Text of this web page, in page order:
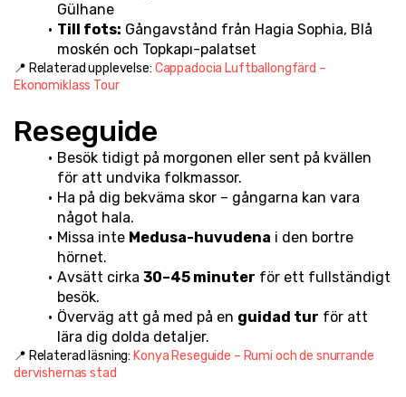
Gülhane
Till fots: Gångavstånd från Hagia Sophia, Blå
moskén och Topkapı-palatset
📍 Relaterad upplevelse: Cappadocia Luftballongfärd –
Ekonomiklass Tour
Reseguide
Besök tidigt på morgonen eller sent på kvällen
för att undvika folkmassor.
Ha på dig bekväma skor – gångarna kan vara
något hala.
Missa inte Medusa-huvudena i den bortre
hörnet.
Avsätt cirka 30–45 minuter för ett fullständigt
besök.
Överväg att gå med på en guidad tur för att
lära dig dolda detaljer.
📍 Relaterad läsning: Konya Reseguide – Rumi och de snurrande
dervishernas stad